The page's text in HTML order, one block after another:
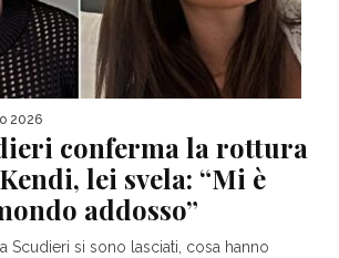
2026
conferma la rottura
lei svela: “Mi è
addosso”
Scudieri si sono lasciati, cosa hanno